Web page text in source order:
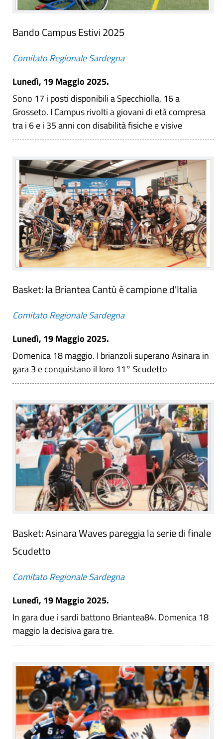
Bando Campus Estivi 2025
Comitato Regionale Sardegna
Lunedì, 19 Maggio 2025.
Sono 17 i posti disponibili a Specchiolla, 16 a
Grosseto. I Campus rivolti a giovani di età compresa
tra i 6 e i 35 anni con disabilità fisiche e visive
Basket: la Briantea Cantù è campione d'Italia
Comitato Regionale Sardegna
Lunedì, 19 Maggio 2025.
Domenica 18 maggio. I brianzoli superano Asinara in
gara 3 e conquistano il loro 11° Scudetto
Basket: Asinara Waves pareggia la serie di finale
Scudetto
Comitato Regionale Sardegna
Lunedì, 19 Maggio 2025.
In gara due i sardi battono Briantea84. Domenica 18
maggio la decisiva gara tre.